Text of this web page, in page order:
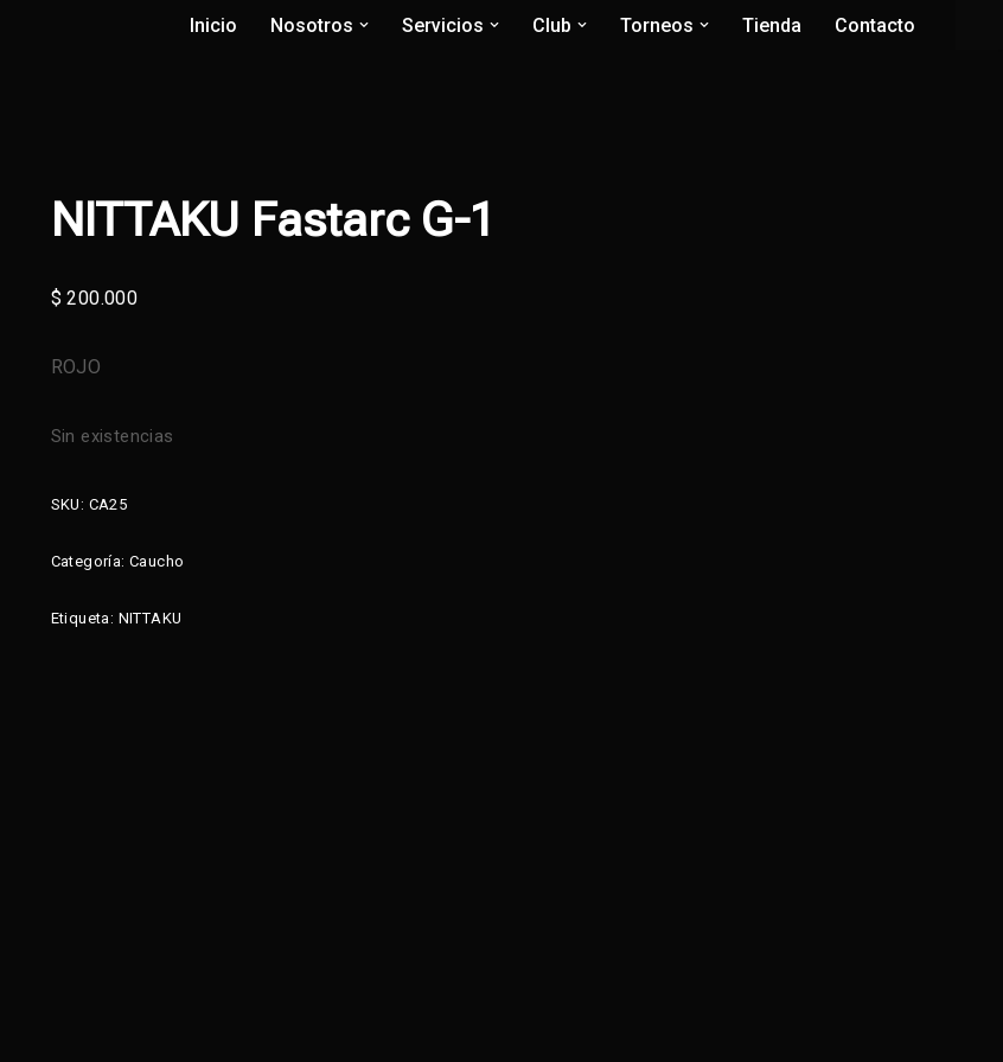
Inicio Nosotros Servicios Club Torneos Tienda Contacto
NITTAKU Fastarc G-1
$ 200.000
ROJO
Sin existencias
SKU: CA25
Categoría: Caucho
Etiqueta: NITTAKU